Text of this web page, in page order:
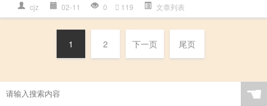
cjz 02-11 0 119 文章列表
1 2 下一页 尾页
☚